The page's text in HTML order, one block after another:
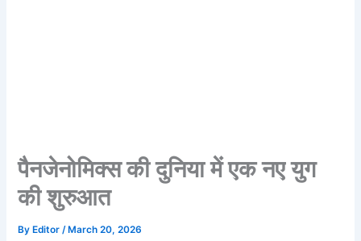
पैनजेनोमिक्स की दुनिया में एक नए युग
की शुरुआत
By Editor/ March 20, 2026